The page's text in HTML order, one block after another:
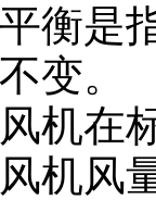
衡是
变。
机在
机风